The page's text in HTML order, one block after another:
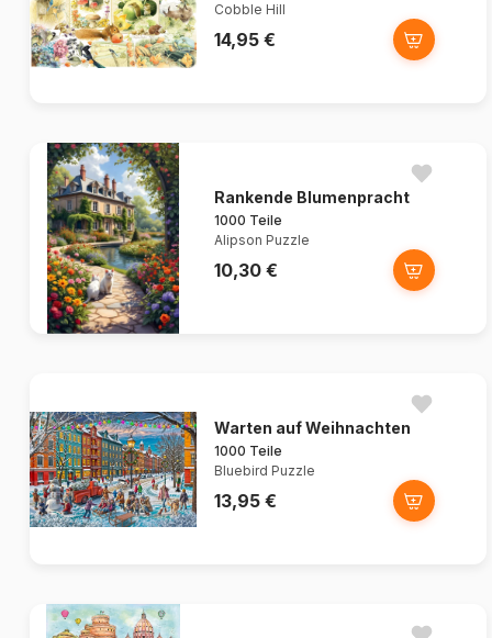
Cobble Hill
14,95 €
Rankende Blumenpracht
1000 Teile
Alipson Puzzle
10,30 €
Warten auf Weihnachten
1000 Teile
Bluebird Puzzle
13,95 €